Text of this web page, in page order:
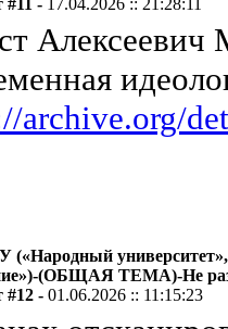
#11 - 17.04.2026 :: 21:28:11
archive.org/
(«Народный университет»,
(ОБЩАЯ ТЕМА)-Не
#12 -01.06.2026 :: 11:15:23